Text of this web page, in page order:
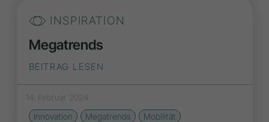
INSPIRATION
Megatrends
BEITRAG LESEN
14. Februar 2024
Innovation
Megatrends Mobilität